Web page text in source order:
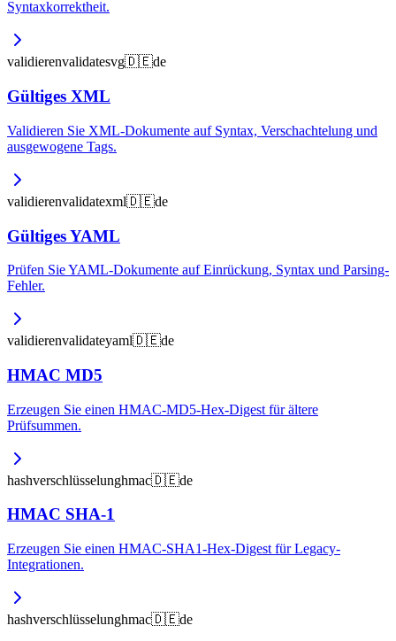
Syntaxkorrektheit.
validierenvalidatesvg🇩🇪de
Gültiges XML
Validieren Sie XML-Dokumente auf Syntax, Verschachtelung und
ausgewogene Tags.
validierenvalidatexml🇩🇪de
Gültiges YAML
Prüfen Sie YAML-Dokumente auf Einrückung, Syntax und Parsing-
Fehler.
validierenvalidateyaml🇩🇪de
HMAC MD5
Erzeugen Sie einen HMAC-MD5-Hex-Digest für ältere
Prüfsummen.
hashverschlüsselunghmac🇩🇪de
HMAC SHA-1
Erzeugen Sie einen HMAC-SHA1-Hex-Digest für Legacy-
Integrationen.
hashverschlüsselunghmac🇩🇪de